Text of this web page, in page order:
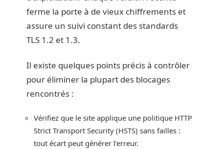
ferme la porte à de vieux chiffrements et
assure un suivi constant des standards
TLS 1.2 et 1.3.
Il existe quelques points précis à contrôler
pour éliminer la plupart des blocages
rencontrés :
Vérifiez que le site applique une politique HTTP
Strict Transport Security (HSTS) sans failles :
tout écart peut générer l’erreur.